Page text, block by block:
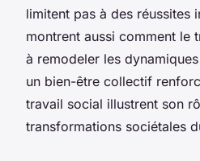
limitent pas à des réussites
montrent aussi comment le
à remodeler les
un bien-être collectif
travail social illustrent son
transformations sociétales